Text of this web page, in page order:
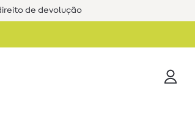
de devolução